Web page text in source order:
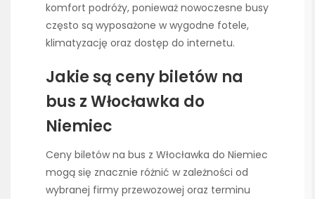
komfort podróży, ponieważ nowoczesne busy
często są wyposażone w wygodne fotele,
klimatyzację oraz dostęp do internetu.
Jakie są ceny biletów na
bus z Włocławka do
Niemiec
Ceny biletów na bus z Włocławka do Niemiec
mogą się znacznie różnić w zależności od
wybranej firmy przewozowej oraz terminu